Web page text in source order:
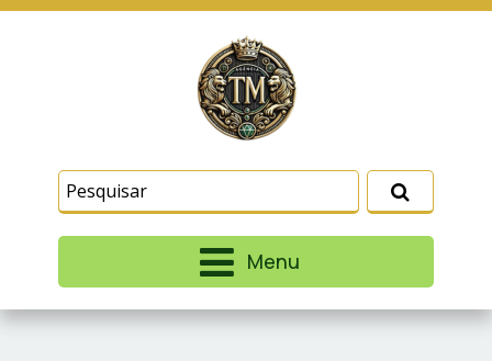
Menu
similares para lembrar e entender como você usa
nosso site, analisar seu uso de nossos produtos
e serviços, ajudar com nossos esforços de
marketing e fornecer conteúdo de terceiros. Leia
Termos e CondiçõesePolítica de